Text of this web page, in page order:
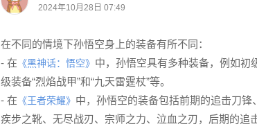
2024年10月28日 07:49
在不同的情境下孙悟空身上的装备有所不同：
- 在 《黑神话：悟空》 中，孙悟空具有多种装备，例如初
级装备“烈焰战甲”和“九天雷霆杖”等。
- 在 《王者荣耀》 中，孙悟空的装备包括前期的追击刀锋
疾步之靴、无尽战刃、宗师之力、泣血之刃，后期的追